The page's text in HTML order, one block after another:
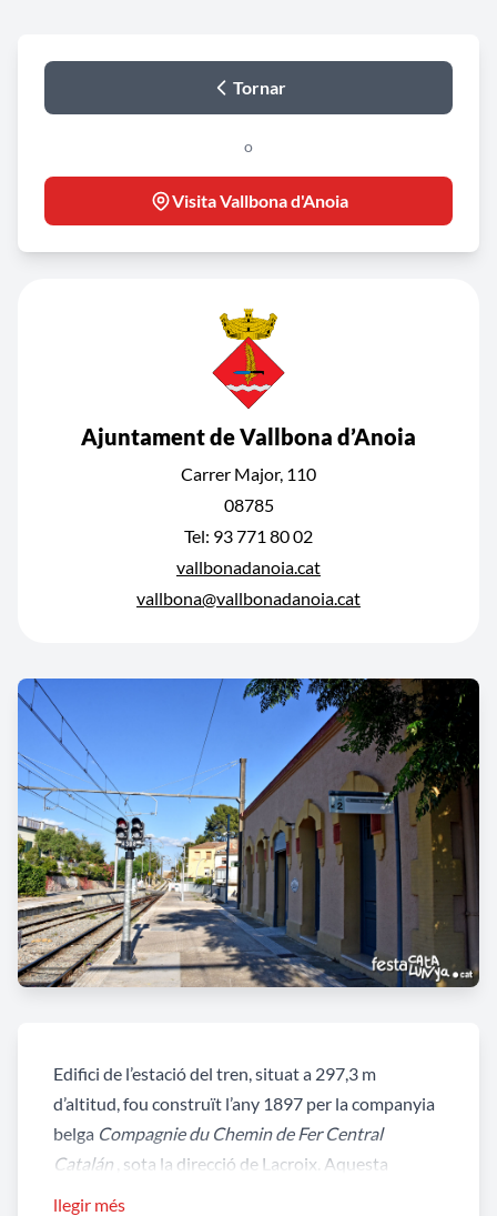
Tornar
o
Visita Vallbona d'Anoia
Ajuntament de Vallbona d’Anoia
Carrer Major, 110
08785
Tel: 93 771 80 02
vallbonadanoia.cat
vallbona@vallbonadanoia.cat
Edifici de l’estació del tren, situat a 297,3 m
d’altitud, fou construït l’any 1897 per la companyia
belga Compagnie du Chemin de Fer Central
Catalán , sota la direcció de Lacroix. Aquesta
llegir més